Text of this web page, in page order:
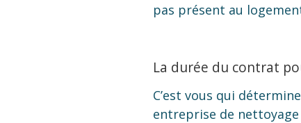
pas présent au
La durée du contrat
C’est vous qui
entreprise de